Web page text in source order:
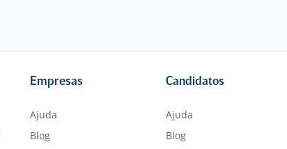
Empresas
Ajuda
Blog
Candidatos
Ajuda
Blog